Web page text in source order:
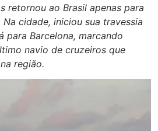
retornou ao Brasil apenas para
cidade, iniciou sua travessia
para Barcelona, marcando
navio de cruzeiros que
região.